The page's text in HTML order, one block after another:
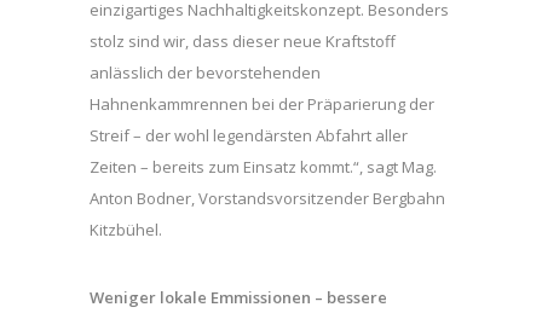
einzigartiges Nachhaltigkeitskonzept. Besonders
stolz sind wir, dass dieser neue Kraftstoff
anlässlich der bevorstehenden
Hahnenkammrennen bei der Präparierung der
Streif – der wohl legendärsten Abfahrt aller
Zeiten – bereits zum Einsatz kommt.“, sagt Mag.
Anton Bodner, Vorstandsvorsitzender Bergbahn
Kitzbühel.
Weniger lokale Emmissionen – bessere